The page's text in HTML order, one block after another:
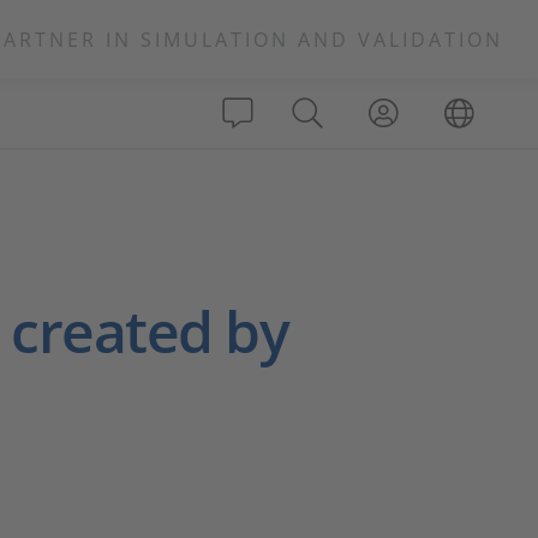
IN SIMULATION AND VALIDATION
created by